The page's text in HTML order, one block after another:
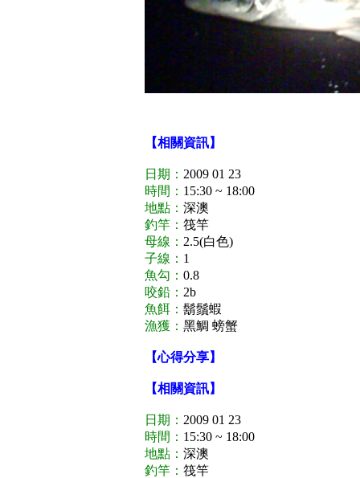
【相關資訊】
日期： 2009 01 23
時間： 15:30 ~ 18:00
地點： 深澳
釣竿： 筏竿
母線： 2.5(白色)
子線： 1
魚勾： 0.8
咬鉛： 2b
魚餌： 鬍鬚蝦
漁獲： 黑鯛 螃蟹
【心得分享】
【相關資訊】
日期： 2009 01 23
時間： 15:30 ~ 18:00
地點： 深澳
釣竿： 筏竿